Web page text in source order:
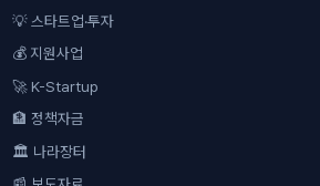
💡 스타트업·투자
💰 지원사업
🚀 K-Startup
🏦 정책자금
🏛 나라장터